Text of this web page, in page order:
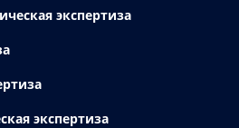
экспертиза
экспертиза